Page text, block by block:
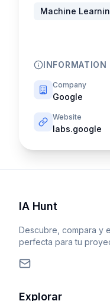
Machine
INFORMATION
Company
Google
Website
labs.google
IA Hunt
Descubre, compara y
perfecta para tu
Explorar